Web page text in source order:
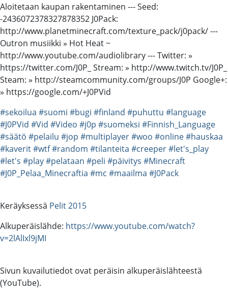
Aloitetaan kaupan rakentaminen --- Seed:
-2436072378327878352 J0Pack:
http://www.planetminecraft.com/texture_pack/j0pack/ ---
Outron musiikki » Hot Heat ~
http://www.youtube.com/audiolibrary --- Twitter: »
https://twitter.com/J0P_ Stream: » http://www.twitch.tv/J0P_
Steam: » http://steamcommunity.com/groups/J0P Google+:
» https://google.com/+J0PVid
#sekoilua #suomi #bugi #finland #puhuttu #language
#J0PVid #Vid #Video #j0p #suomeksi #Finnish_Language
#säätö #pelailu #jop #multiplayer#woo #online#hauskaa
#kaverit#wtf#random #tilanteita #creeper#let's_play
#let's #play#pelataan #peli #päivitys #Minecraft
#J0P_Pelaa_Minecraftia #mc #maailma #J0Pack
Keräyksessä Pelit 2015
Alkuperäislähde: https://www.youtube.com/watch?
v=2lAlIxl9jMI
Sivun kuvailutiedot ovat peräisin alkuperäislähteestä
(YouTube).